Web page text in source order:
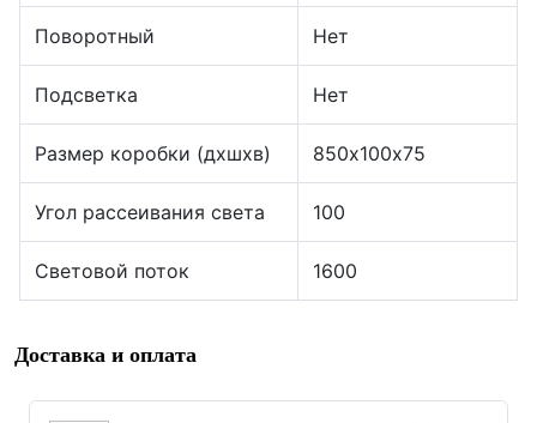
Поворотный Нет
Подсветка Нет
Размер коробки (дхшхв) 850х100х75
Угол рассеивания света 100
Световой поток 1600
Доставка и оплата